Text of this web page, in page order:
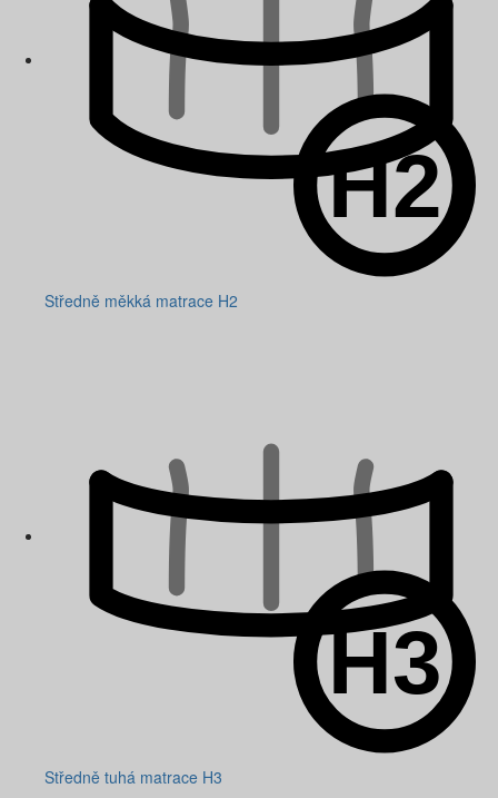
Středně měkká matrace H2
Středně tuhá matrace H3